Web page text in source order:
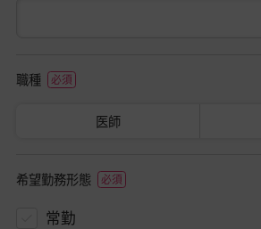
職種
医師
希望勤務形態
常勤